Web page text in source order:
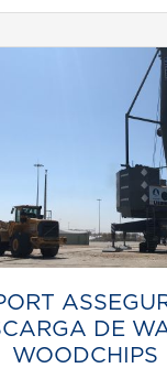
DE
WOODCHIPS